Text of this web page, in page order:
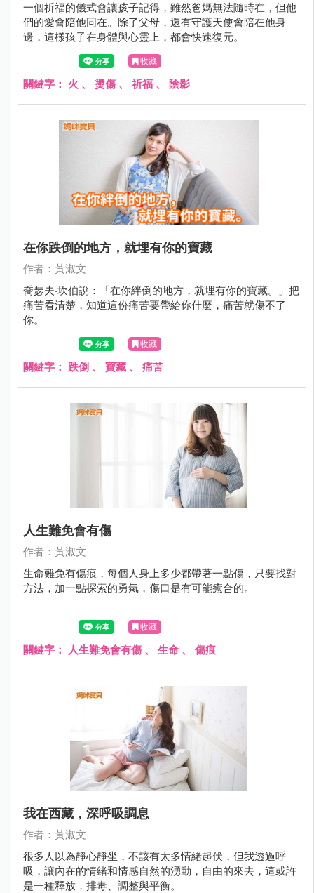
一個祈福的儀式會讓孩子記得，雖然爸媽無法隨時在，但他
們的愛會陪他同在。除了父母，還有守護天使會陪在他身
邊，這樣孩子在身體與心靈上，都會快速復元。
收藏
關鍵字： 火 、 燙傷 、 祈福 、 陰影
在你跌倒的地方，就埋有你的寶藏
作者：黃淑文
喬瑟夫‧坎伯說：「在你絆倒的地方，就埋有你的寶藏。」把
痛苦看清楚，知道這份痛苦要帶給你什麼，痛苦就傷不了
你。
收藏
關鍵字： 跌倒 、 寶藏 、 痛苦
人生難免會有傷
作者：黃淑文
生命難免有傷痕，每個人身上多少都帶著一點傷，只要找對
方法，加一點探索的勇氣，傷口是有可能癒合的。
收藏
關鍵字： 人生難免會有傷 、 生命 、 傷痕
我在西藏，深呼吸調息
作者：黃淑文
很多人以為靜心靜坐，不該有太多情緒起伏，但我透過呼
吸，讓內在的情緒和情感自然的湧動，自由的來去，這或許
是一種釋放，排毒、調整與平衡。